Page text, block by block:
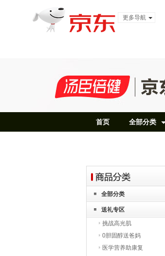
更多导航
首页 全部分类
全部分类
送礼专区
挑战高光肌
0胆固醇送爸妈
医学营养助康复